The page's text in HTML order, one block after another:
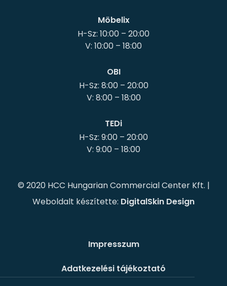
Möbelix
H-Sz: 10:00 – 20:00
OBI
H-Sz: 8:00 – 20:00
V: 8:00 – 18:00
TEDi
H-Sz: 9:00 – 20:00
© 2020 HCC Hungarian Commercial Center Kft. |
Weboldalt készítette: DigitalSkin Design
Impresszum
Adatkezelési tájékoztató